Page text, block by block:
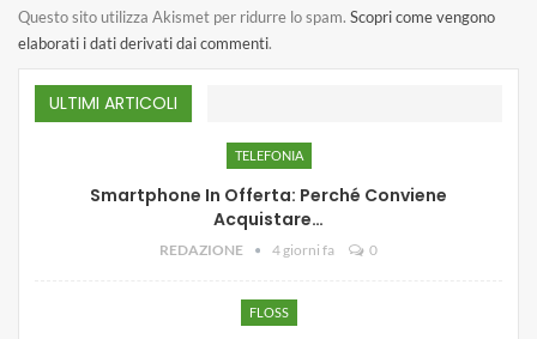
Questo sito utilizza Akismet per ridurre lo spam. Scopri come vengono
elaborati i dati derivati dai commenti.
ULTIMI ARTICOLI
TELEFONIA
Smartphone In Offerta: Perché Conviene
Acquistare…
REDAZIONE 4 giorni fa 0
FLOSS